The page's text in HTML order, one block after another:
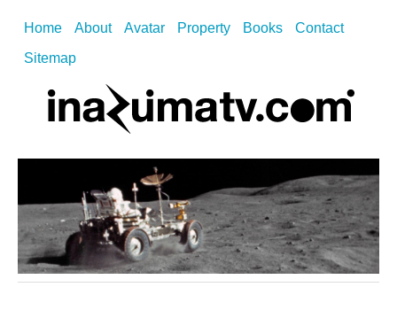
Home About Avatar Property Books
Contact
Sitemap